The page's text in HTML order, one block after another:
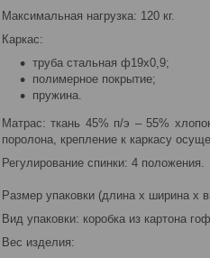
Максимальная нагрузка: 120 кг.
Каркас:
труба стальная ф19х0,9;
полимерное покрытие;
пружина.
Матрас: ткань 45% п/э – 55%
поролона, крепление к каркасу
Регулирование спинки: 4 положения.
Размер упаковки (длина х ширина х
Вид упаковки: коробка из картона
Вес изделия: